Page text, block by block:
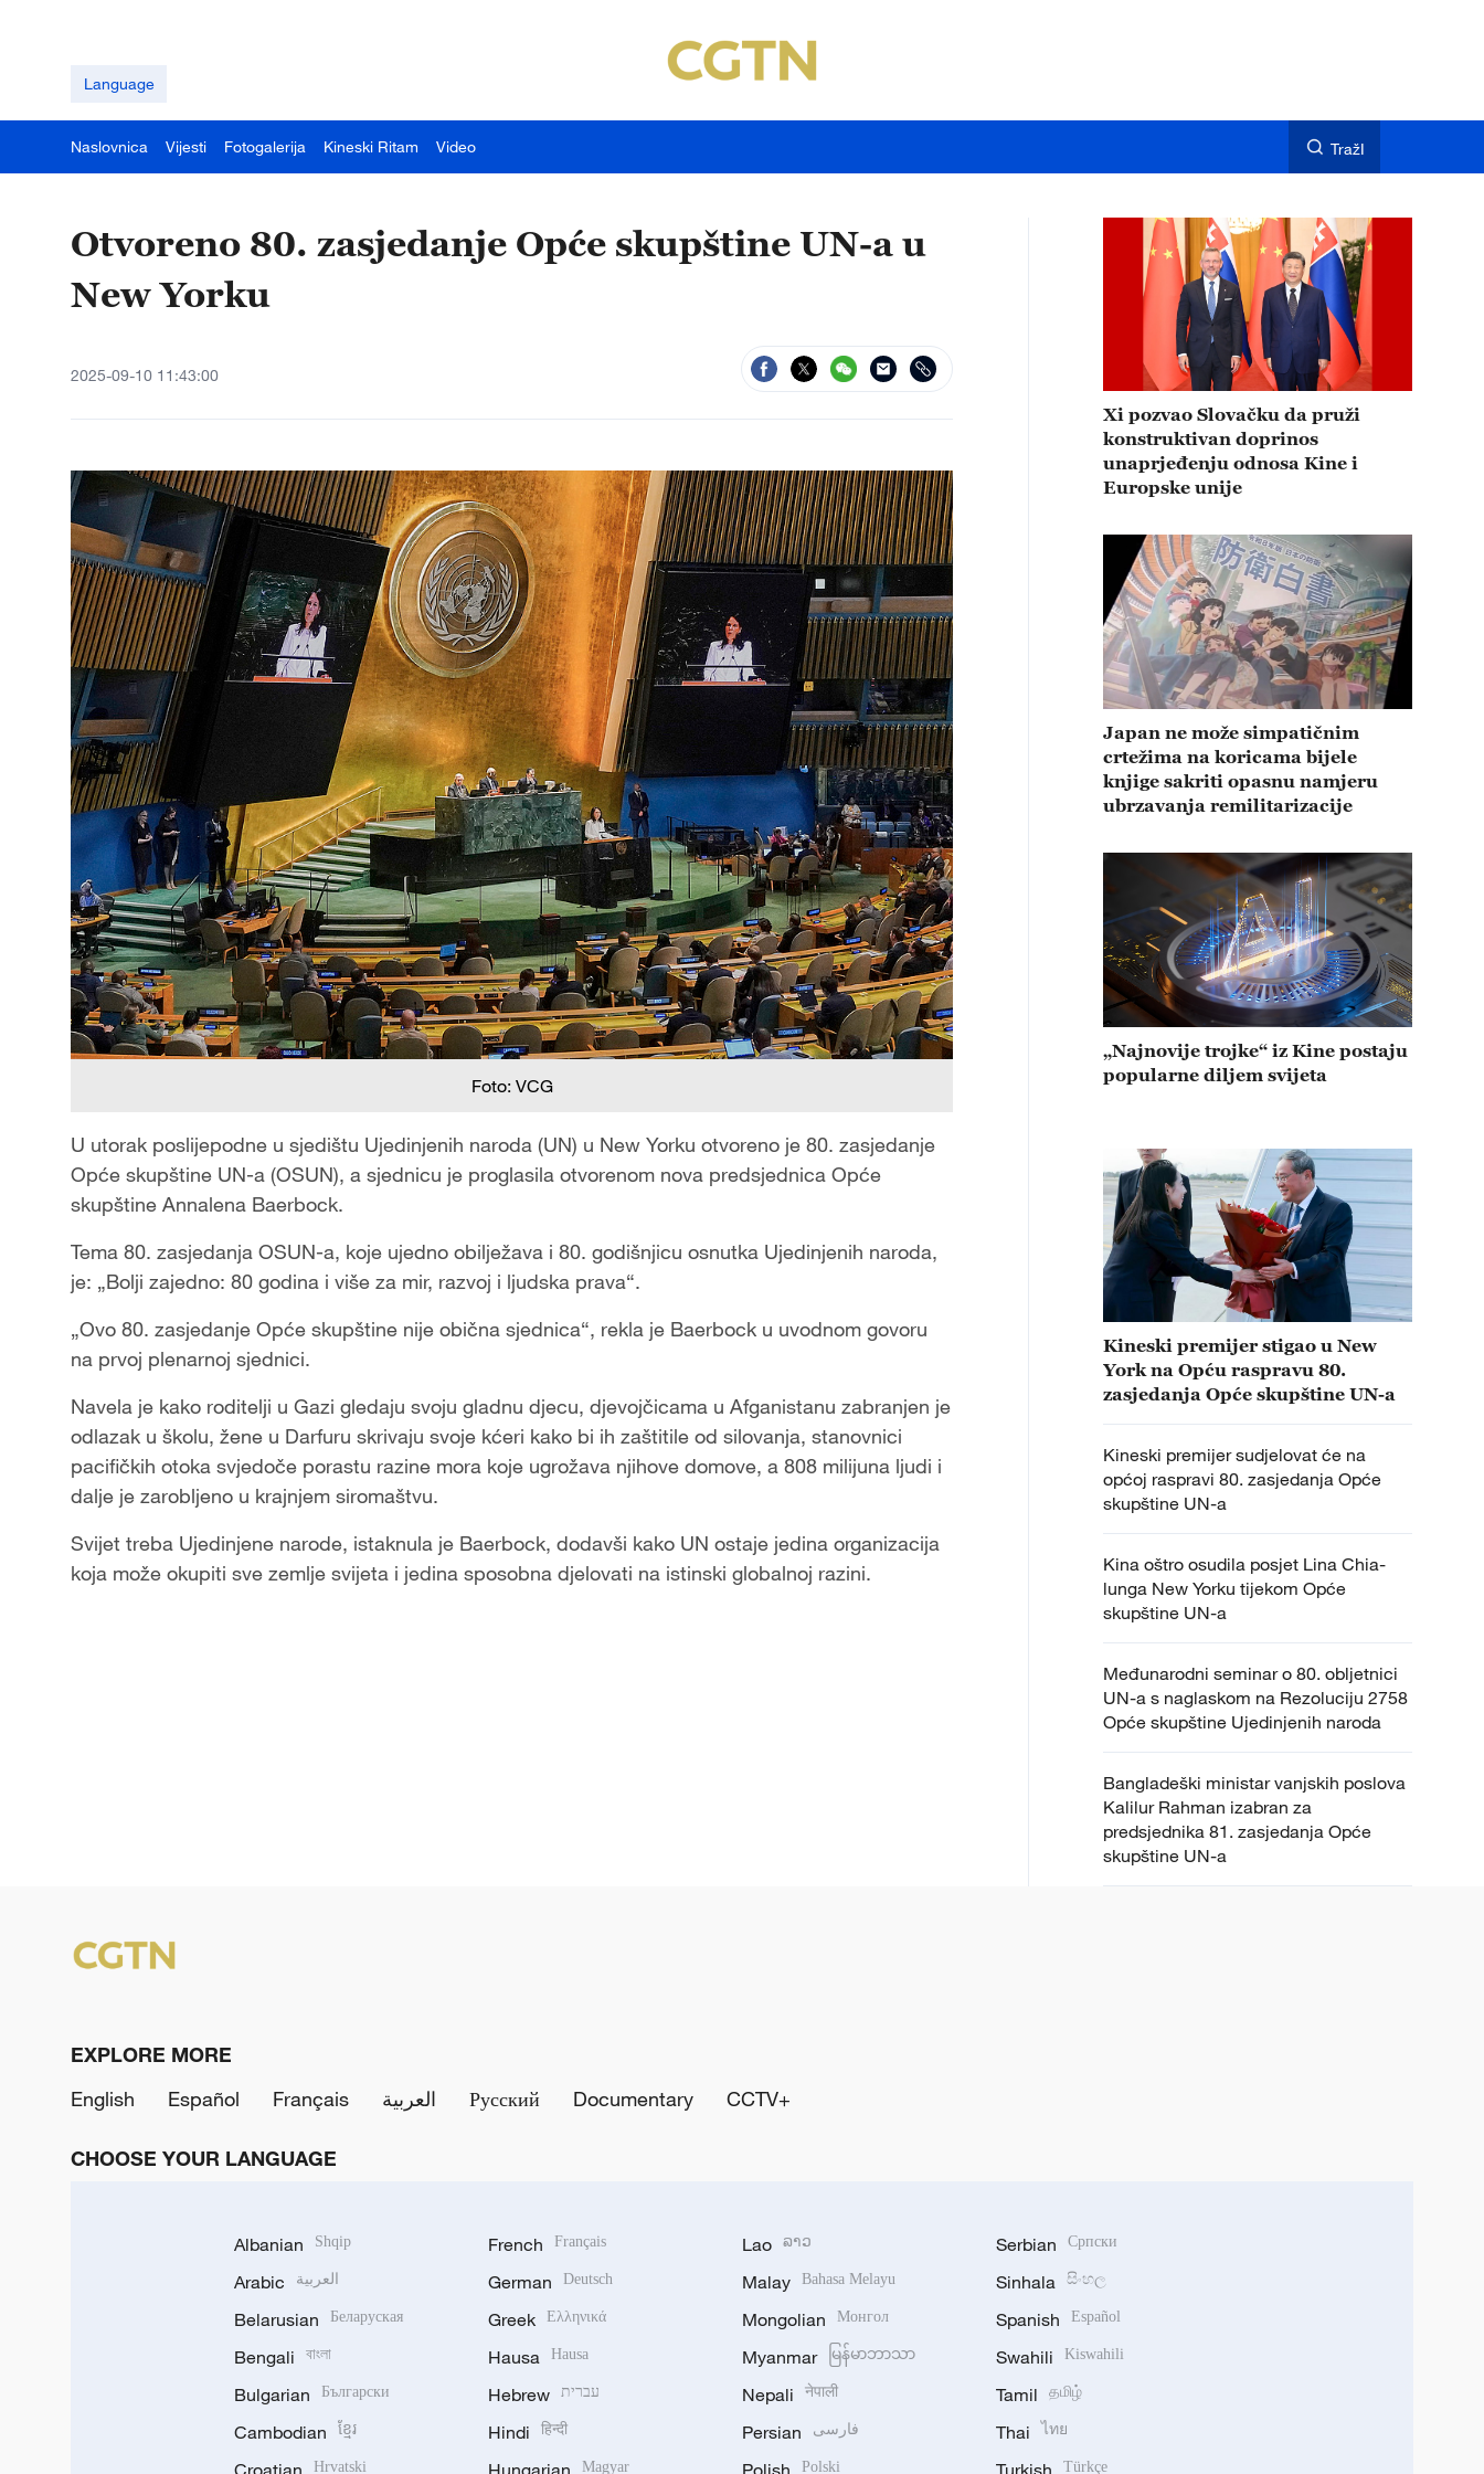
Language
Naslovnica Vijesti Fotogalerija Kineski Ritam Video TražI
Otvoreno 80. zasjedanje Opće skupštine UN-a u
New Yorku
2025-09-10 11:43:00
Foto: VCG
U utorak poslijepodne u sjedištu Ujedinjenih naroda (UN) u New Yorku otvoreno je 80. zasjedanje
Opće skupštine UN-a (OSUN), a sjednicu je proglasila otvorenom nova predsjednica Opće
skupštine Annalena Baerbock.
Tema 80. zasjedanja OSUN-a, koje ujedno obilježava i 80. godišnjicu osnutka Ujedinjenih naroda,
je: „Bolji zajedno: 80 godina i više za mir, razvoj i ljudska prava“.
„Ovo 80. zasjedanje Opće skupštine nije obična sjednica“, rekla je Baerbock u uvodnom govoru
na prvoj plenarnoj sjednici.
Navela je kako roditelji u Gazi gledaju svoju gladnu djecu, djevojčicama u Afganistanu zabranjen je
odlazak u školu, žene u Darfuru skrivaju svoje kćeri kako bi ih zaštitile od silovanja, stanovnici
pacifičkih otoka svjedoče porastu razine mora koje ugrožava njihove domove, a 808 milijuna ljudi i
dalje je zarobljeno u krajnjem siromaštvu.
Svijet treba Ujedinjene narode, istaknula je Baerbock, dodavši kako UN ostaje jedina organizacija
koja može okupiti sve zemlje svijeta i jedina sposobna djelovati na istinski globalnoj razini.
Xi pozvao Slovačku da pruži
konstruktivan doprinos
unaprjeđenju odnosa Kine i
Europske unije
Japan ne može simpatičnim
crtežima na koricama bijele
knjige sakriti opasnu namjeru
ubrzavanja remilitarizacije
„Najnovije trojke“ iz Kine postaju
popularne diljem svijeta
Kineski premijer stigao u New
York na Opću raspravu 80.
zasjedanja Opće skupštine UN-a
Kineski premijer sudjelovat će na
općoj raspravi 80. zasjedanja Opće
skupštine UN-a
Kina oštro osudila posjet Lina Chia-
lunga New Yorku tijekom Opće
skupštine UN-a
Međunarodni seminar o 80. obljetnici
UN-a s naglaskom na Rezoluciju 2758
Opće skupštine Ujedinjenih naroda
Bangladeški ministar vanjskih poslova
Kalilur Rahman izabran za
predsjednika 81. zasjedanja Opće
skupštine UN-a
EXPLORE MORE
English
Español Français العربية Русский Documentary CCTV+
CHOOSE YOUR LANGUAGE
Albanian Shqip
Arabic العربية
Belarusian Беларуская
Bengali বাংলা
Bulgarian Български
Cambodian ខ្មែរ
Hrvatski
French Français
German Deutsch
Greek Ελληνικά
Hausa Hausa
Hebrew עברית
Hindi हिन्दी
Magyar
Lao ລາວ
Malay Bahasa Melayu
Mongolian Монгол
Myanmar မြန်မာဘာသာ
Nepali नेपाली
Persian فارسی
Polski
Serbian Српски
Sinhala සිංහල
Spanish Español
Swahili Kiswahili
Tamil தமிழ்
Thai ไทย
Türkçe